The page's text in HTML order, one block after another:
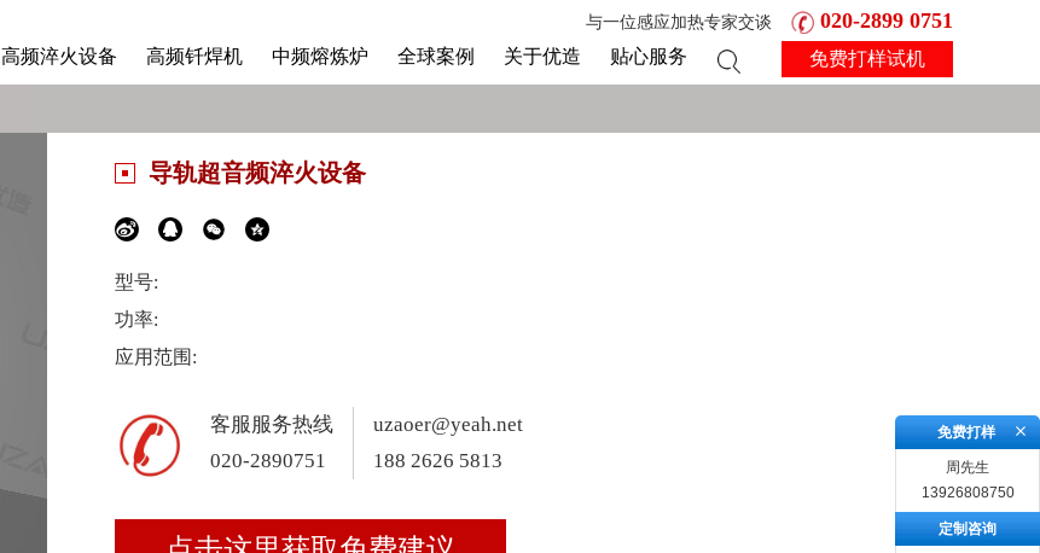
高频淬火设备 高频钎焊机 中频熔炼炉 全球案例 关于优造 贴心服务 免费打样试机
与一位感应加热专家交谈 020-2899 0751
导轨超音频淬火设备
型号:
功率:
应用范围:
客服服务热线
020-2890751
uzaoer@yeah.net
188 2626 5813
免费打样
周先生
13926808750
定制咨询